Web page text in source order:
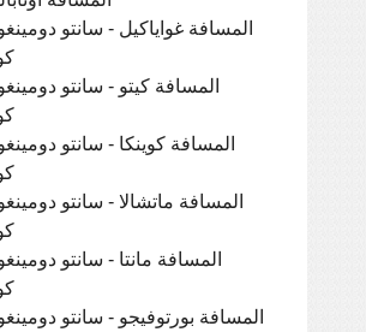
المسافة غواياكيل - سانتو
المسافة كيتو - سانتو
المسافة كوينكا - سانتو
المسافة ماتشالا - سانتو
المسافة مانتا - سانتو
المسافة بورتوفيجو - سانتو